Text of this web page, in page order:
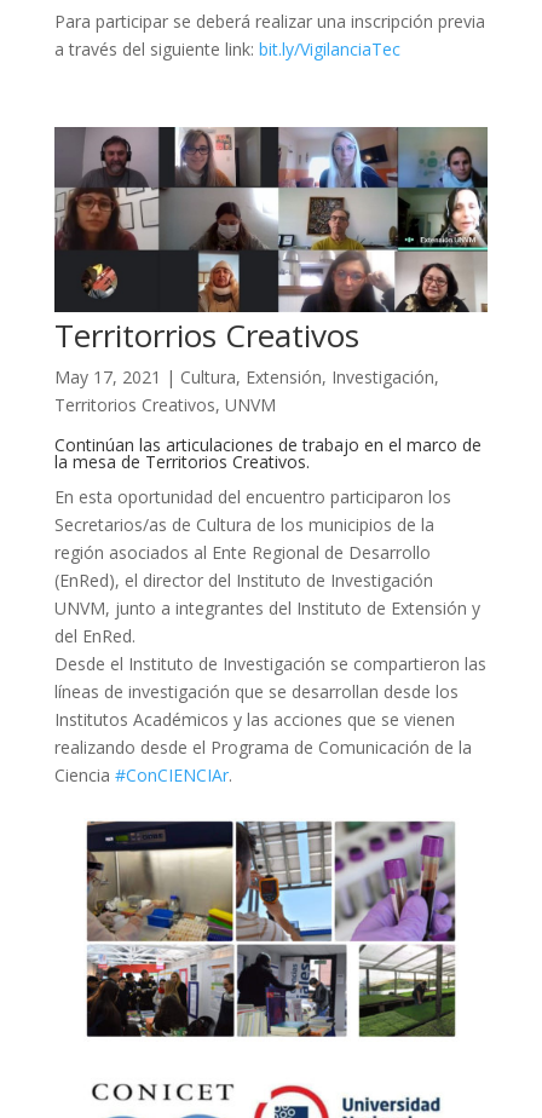
Para participar se deberá realizar una inscripción previa
a través del siguiente link: bit.ly/VigilanciaTec
Territorrios Creativos
May 17, 2021 | Cultura, Extensión, Investigación,
Territorios Creativos, UNVM
Continúan las articulaciones de trabajo en el marco de
la mesa de Territorios Creativos.
En esta oportunidad del encuentro participaron los
Secretarios/as de Cultura de los municipios de la
región asociados al Ente Regional de Desarrollo
(EnRed), el director del Instituto de Investigación
UNVM, junto a integrantes del Instituto de Extensión y
del EnRed.
Desde el Instituto de Investigación se compartieron las
líneas de investigación que se desarrollan desde los
Institutos Académicos y las acciones que se vienen
realizando desde el Programa de Comunicación de la
Ciencia #ConCIENCIAr.